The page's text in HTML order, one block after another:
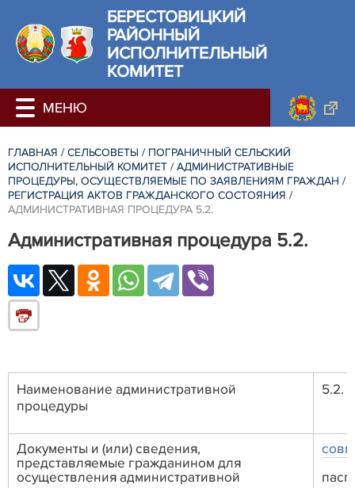
БЕРЕСТОВИЦКИЙ
РАЙОННЫЙ
ИСПОЛНИТЕЛЬНЫЙ
КОМИТЕТ
ГЛАВНАЯ / СЕЛЬСОВЕТЫ / ПОГРАНИЧНЫЙ СЕЛЬСКИЙ
ИСПОЛНИТЕЛЬНЫЙ КОМИТЕТ / АДМИНИСТРАТИВНЫЕ
ПРОЦЕДУРЫ, ОСУЩЕСТВЛЯЕМЫЕ ПО ЗАЯВЛЕНИЯМ ГРАЖДАН /
РЕГИСТРАЦИЯ АКТОВ ГРАЖДАНСКОГО СОСТОЯНИЯ /
АДМИНИСТРАТИВНАЯ ПРОЦЕДУРА 5.2.
Административная процедура 5.2.
Наименование административной
процедуры
5.2.
Документы и (или) сведения,
представляемые гражданином для
осуществления административной